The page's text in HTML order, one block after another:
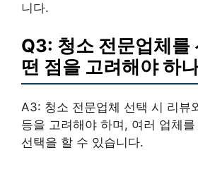
니다.
Q3: 청소 전문업체를
떤 점을 고려해야 하
A3: 청소 전문업체 선택 시 리뷰
등을 고려해야 하며, 여러 업체
선택을 할 수 있습니다.